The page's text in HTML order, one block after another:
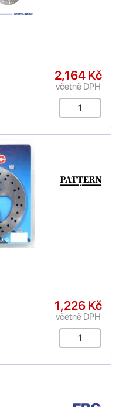
2,164 Kč
včetně DPH
1,226 Kč
včetně DPH